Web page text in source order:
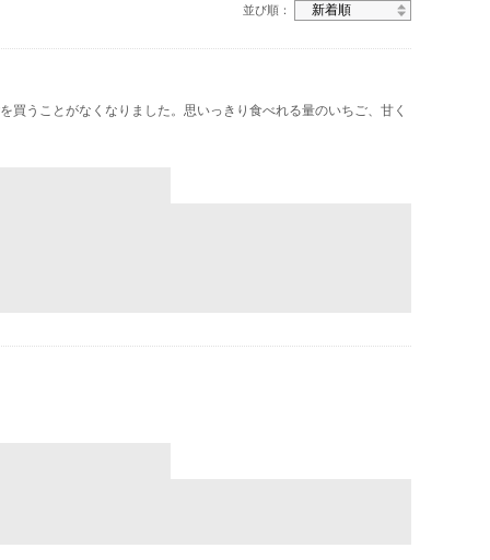
並び順：
うことがなくなりました。思いっきり食べれる量のいちご、甘く